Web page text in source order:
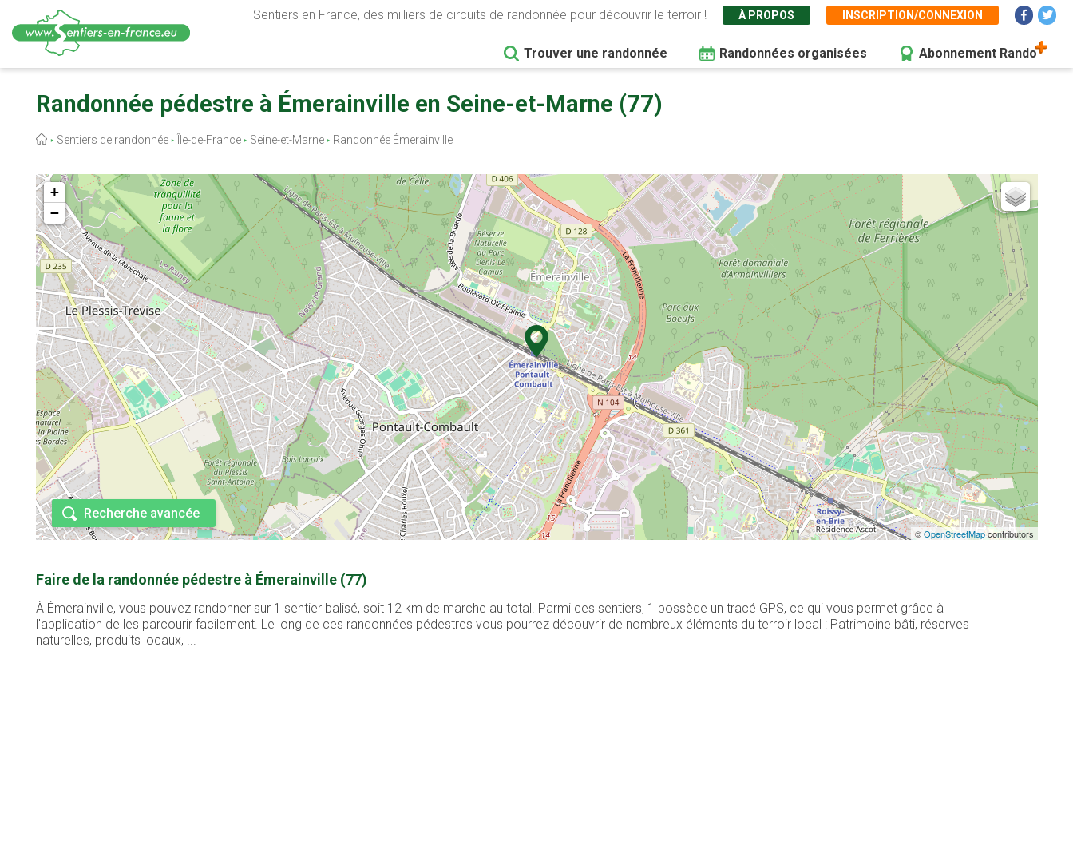
contenu
Sentiers en France, des milliers de circuits de randonnée pour découvrir le terroir ! À PROPOS INSCRIPTION/CONNEXION
Trouver une randonnée Randonnées organisées Abonnement Rando
Randonnée pédestre à Émerainville en Seine-et-Marne (77)
Fil
Sentiers de randonnée Île-de-France Seine-et-Marne Randonnée Émerainville
+
−
©OpenStreetMapcontributors
Recherche avancée
Faire de la randonnée pédestre à Émerainville (77)
À Émerainville, vous pouvez randonner sur 1 sentier balisé, soit 12 km de marche au total. Parmi ces sentiers, 1 possède un tracé GPS, ce qui vous permet grâce à
l'application de les parcourir facilement. Le long de ces randonnées pédestres vous pourrez découvrir de nombreux éléments du terroir local : Patrimoine bâti, réserves
naturelles, produits locaux, ...